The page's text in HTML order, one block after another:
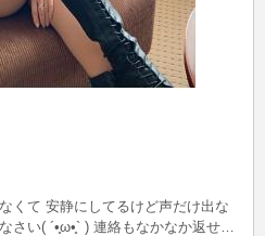
くて 安静にしてるけど声だけ出な
さい( ´•̥ω•̥` ) 連絡もなかなか返せな